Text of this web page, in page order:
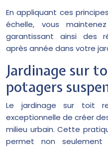
En appliquant ces
échelle, vous
garantissant ainsi des
après année dans votre
Jardinage sur
potagers
Le jardinage sur toit
exceptionnelle de créer
milieu urbain. Cette
permet non